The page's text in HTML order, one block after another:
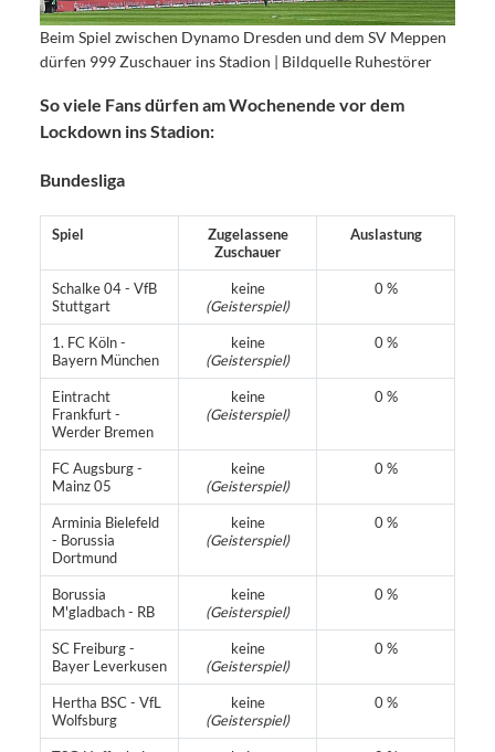
Beim Spiel zwischen Dynamo Dresden und dem SV Meppen
dürfen 999 Zuschauer ins Stadion | Bildquelle Ruhestörer
So viele Fans dürfen am Wochenende vor dem
Lockdown ins Stadion:
Bundesliga
Spiel
Zugelassene
Zuschauer
Auslastung
Schalke 04 - VfB
Stuttgart
keine
(Geisterspiel)
0 %
1. FC Köln -
Bayern München
keine
(Geisterspiel)
0 %
Eintracht
Frankfurt -
Werder Bremen
keine
(Geisterspiel)
0 %
FC Augsburg -
Mainz 05
keine
(Geisterspiel)
0 %
Arminia Bielefeld
- Borussia
Dortmund
keine
(Geisterspiel)
0 %
Borussia
M'gladbach - RB
keine
(Geisterspiel)
0 %
SC Freiburg -
Bayer Leverkusen
keine
(Geisterspiel)
0 %
Hertha BSC - VfL
Wolfsburg
keine
(Geisterspiel)
0 %